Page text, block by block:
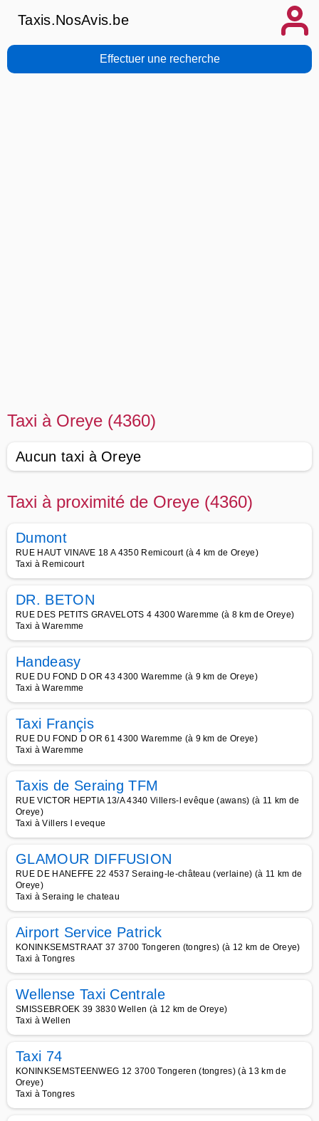
Taxis.NosAvis.be
Effectuer une recherche
Taxi à Oreye (4360)
Aucun taxi à Oreye
Taxi à proximité de Oreye (4360)
Dumont
RUE HAUT VINAVE 18 A 4350 Remicourt (à 4 km de Oreye)
Taxi à Remicourt
DR. BETON
RUE DES PETITS GRAVELOTS 4 4300 Waremme (à 8 km de Oreye)
Taxi à Waremme
Handeasy
RUE DU FOND D OR 43 4300 Waremme (à 9 km de Oreye)
Taxi à Waremme
Taxi Françis
RUE DU FOND D OR 61 4300 Waremme (à 9 km de Oreye)
Taxi à Waremme
Taxis de Seraing TFM
RUE VICTOR HEPTIA 13/A 4340 Villers-l evêque (awans) (à 11 km de
Oreye)
Taxi à Villers l eveque
GLAMOUR DIFFUSION
RUE DE HANEFFE 22 4537 Seraing-le-château (verlaine) (à 11 km de
Oreye)
Taxi à Seraing le chateau
Airport Service Patrick
KONINKSEMSTRAAT 37 3700 Tongeren (tongres) (à 12 km de Oreye)
Taxi à Tongres
Wellense Taxi Centrale
SMISSEBROEK 39 3830 Wellen (à 12 km de Oreye)
Taxi à Wellen
Taxi 74
KONINKSEMSTEENWEG 12 3700 Tongeren (tongres) (à 13 km de
Oreye)
Taxi à Tongres